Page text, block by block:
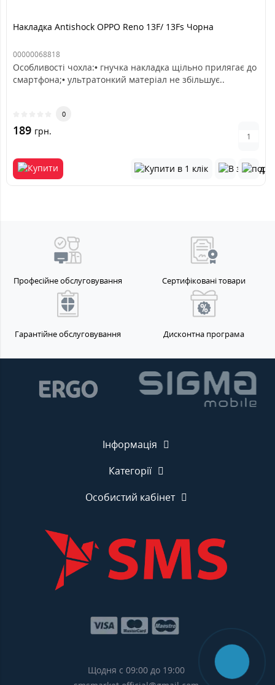
Накладка Antishock OPPO Reno 13F/ 13Fs Чорна
00000068818
Особливості чохла:• гнучка накладка щільно прилягає до
смартфона;• ультратонкий матеріал не збільшує..
0
189 грн.
Професійне обслуговування Сертифіковані товари
Гарантійне обслуговування Дисконтна програма
Інформація
Категорії
Особистий кабінет
Щодня с 09:00 до 19:00